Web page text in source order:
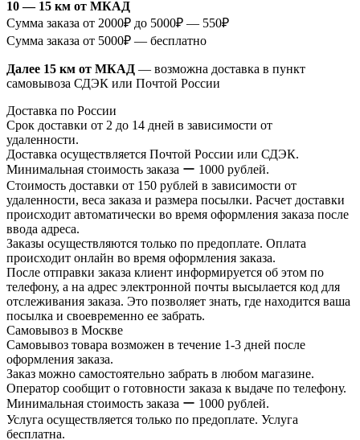
10 — 15 км от МКАД
Сумма заказа от 2000₽ до 5000₽ — 550₽
Сумма заказа от 5000₽ — бесплатно
Далее 15 км от МКАД — возможна доставка в пункт
самовывоза СДЭК или Почтой России
Доставка по России
Срок доставки от 2 до 14 дней в зависимости от
удаленности.
Доставка осуществляется Почтой России или СДЭК.
Минимальная стоимость заказа ー 1000 рублей.
Стоимость доставки от 150 рублей в зависимости от
удаленности, веса заказа и размера посылки. Расчет доставки
происходит автоматически во время оформления заказа после
ввода адреса.
Заказы осуществляются только по предоплате. Оплата
происходит онлайн во время оформления заказа.
После отправки заказа клиент информируется об этом по
телефону, а на адрес электронной почты высылается код для
отслеживания заказа. Это позволяет знать, где находится ваша
посылка и своевременно ее забрать.
Самовывоз в Москве
Самовывоз товара возможен в течение 1-3 дней после
оформления заказа.
Заказ можно самостоятельно забрать в любом магазине.
Оператор сообщит о готовности заказа к выдаче по телефону.
Минимальная стоимость заказа ー 1000 рублей.
Услуга осуществляется только по предоплате. Услуга
бесплатна.